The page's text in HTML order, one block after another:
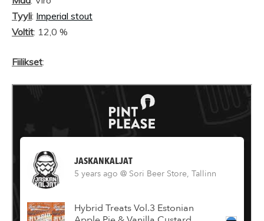
Tyyli: Imperial stout
Voltit: 12,0 %
Fiilikset: